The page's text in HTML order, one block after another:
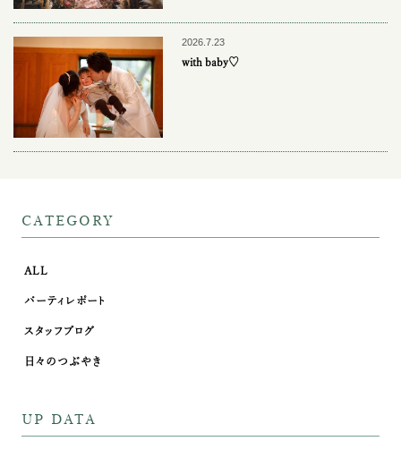
2026.7.23
with baby♡
CATEGORY
ALL
パーティレポート
スタッフブログ
日々のつぶやき
UP DATA